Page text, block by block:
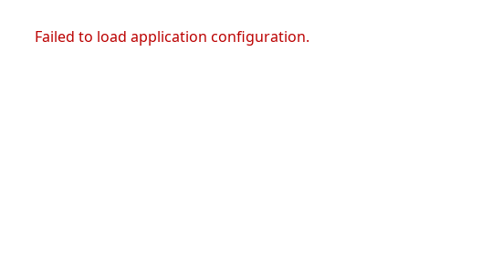
Failed to load application configuration.